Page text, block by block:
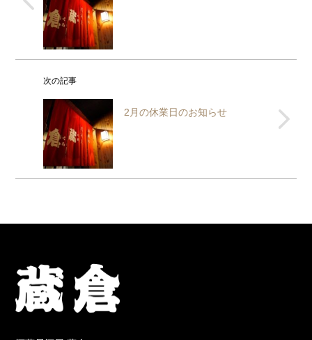
次の記事
2月の休業日のお知らせ